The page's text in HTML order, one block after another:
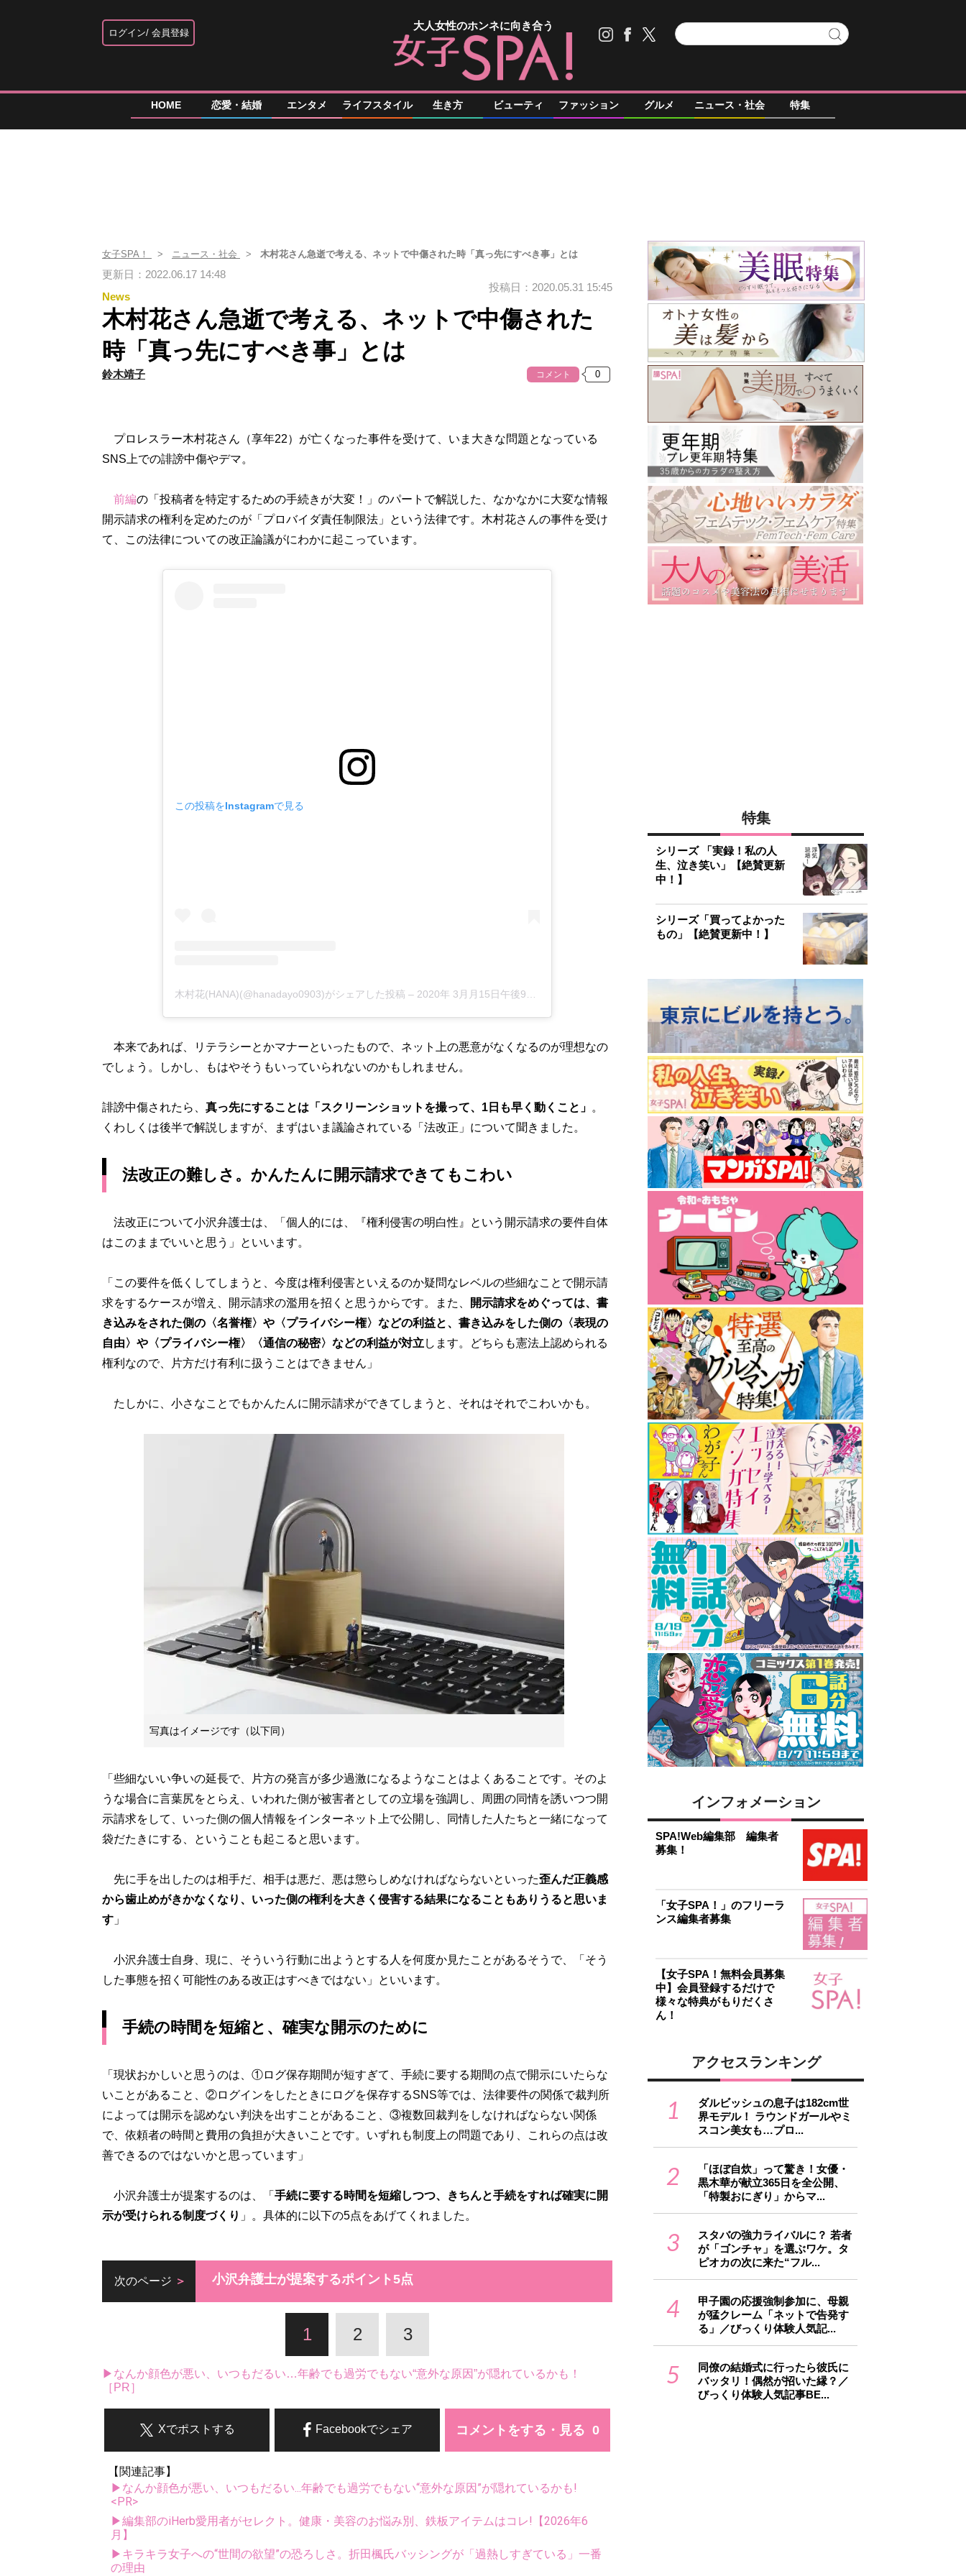
ログイン 会員登録
大人女性のホンネに向き合う
HOME 恋愛・結婚 エンタメ ライフスタイル 生き方 ビューティ ファッション グルメ ニュース・社会 特集
女子SPA！ ニュース・社会 木村花さん急逝で考える、ネットで中傷された時「真っ先にすべき事」とは
更新日：2022.06.17 14:48
News
投稿日：2020.05.31 15:45
木村花さん急逝で考える、ネットで中傷された
時「真っ先にすべき事」とは
鈴木靖子 コメント
プロレスラー木村花さん（享年22）が亡くなった事件を受けて、いま大きな問題となっている
SNS上での誹謗中傷やデマ。
前編の「投稿者を特定するための手続きが大変！」のパートで解説した、なかなかに大変な情報
開示請求の権利を定めたのが「プロバイダ責任制限法」という法律です。木村花さんの事件を受け
て、この法律についての改正論議がにわかに起こっています。
この投稿をInstagramで見る
木村花(HANA)(@hanadayo0903)がシェアした投稿 – 2020年 3月月15日午後9時33分PDT
本来であれば、リテラシーとかマナーといったもので、ネット上の悪意がなくなるのが理想なの
でしょう。しかし、もはやそうもいっていられないのかもしれません。
誹謗中傷されたら、 真っ先にすることは「スクリーンショットを撮って、1日も早く動くこと」 。
くわしくは後半で解説しますが、まずはいま議論されている「法改正」について聞きました。
法改正の難しさ。かんたんに開示請求できてもこわい
法改正について小沢弁護士は、「個人的には、『権利侵害の明白性』という開示請求の要件自体
はこのままでいいと思う」といいます。
「この要件を低くしてしまうと、今度は権利侵害といえるのか疑問なレベルの些細なことで開示請
求をするケースが増え、開示請求の濫用を招くと思うからです。また、
開示請求をめぐっては、書
き込みをされた側の〈名誉権〉や〈プライバシー権〉などの利益と、書き込みをした側の〈表現の
自由〉や〈プライバシー権〉〈通信の秘密〉などの利益が対立 します。どちらも憲法上認められる
権利なので、片方だけ有利に扱うことはできません」
たしかに、小さなことでもかんたんに開示請求ができてしまうと、それはそれでこわいかも。
写真はイメージです（以下同）
「些細ないい争いの延長で、片方の発言が多少過激になるようなことはよくあることです。そのよ
うな場合に言葉尻をとらえ、いわれた側が被害者としての立場を強調し、周囲の同情を誘いつつ開
示請求をして、いった側の個人情報をインターネット上で公開し、同情した人たちと一緒になって
袋だたきにする、ということも起こると思います。
先に手を出したのは相手だ、相手は悪だ、悪は懲らしめなければならないといった歪んだ正義感
から歯止めがきかなくなり、いった側の権利を大きく侵害する結果になることもありうると思いま
す 」
小沢弁護士自身、現に、そういう行動に出ようとする人を何度か見たことがあるそうで、「そう
した事態を招く可能性のある改正はすべきではない」といいます。
手続の時間を短縮と、確実な開示のために
「現状おかしいと思うのは、①ログ保存期間が短すぎて、手続に要する期間の点で開示にいたらな
いことがあること、②ログインをしたときにログを保存するSNS等では、法律要件の関係で裁判所
によっては開示を認めない判決を出すことがあること、③複数回裁判をしなければならない関係
で、依頼者の時間と費用の負担が大きいことです。いずれも制度上の問題であり、これらの点は改
善できるのではないかと思っています」
小沢弁護士が提案するのは、「 手続に要する時間を短縮しつつ、きちんと手続をすれば確実に開
示が受けられる制度づくり 」。具体的に以下の5点をあげてくれました。
次のページ 小沢弁護士が提案するポイント5点
1 2 3
▶なんか顔色が悪い、いつもだるい…年齢でも過労でもない“意外な原因”が隠れているかも！
［PR］
コメントをする・見る
Facebookでシェア
Xでポストする
【関連記事】
▶なんか顔色が悪い、いつもだるい...年齢でも過労でもない“意外な原因”が隠れているかも!
<PR>
▶編集部のiHerb愛用者がセレクト。健康・美容のお悩み別、鉄板アイテムはコレ!【2026年6
月】
▶キラキラ女子への“世間の欲望”の恐ろしさ。折田楓氏バッシングが「過熱しすぎている」一番
の理由
特集
シリーズ 「実録！私の人
生、泣き笑い」【絶賛更新
中！】
シリーズ「買ってよかった
もの」【絶賛更新中！】
インフォメーション
SPA!Web編集部 編集者
募集！
「女子SPA！」のフリーラ
ンス編集者募集
【女子SPA！無料会員募集
中】会員登録するだけで
様々な特典がもりだくさ
ん！
アクセスランキング
1
ダルビッシュの息子は182cm世
界モデル！ ラウンドガールやミ
スコン美女も…プロ...
2
「ほぼ自炊」って驚き！女優・
黒木華が献立365日を全公開、
「特製おにぎり」からマ...
3
スタバの強力ライバルに？ 若者
が「ゴンチャ」を選ぶワケ。タ
ピオカの次に来た“フル...
4
甲子園の応援強制参加に、母親
が猛クレーム「ネットで告発す
る」／びっくり体験人気記...
5
同僚の結婚式に行ったら彼氏に
バッタリ！偶然が招いた縁？／
びっくり体験人気記事BE...